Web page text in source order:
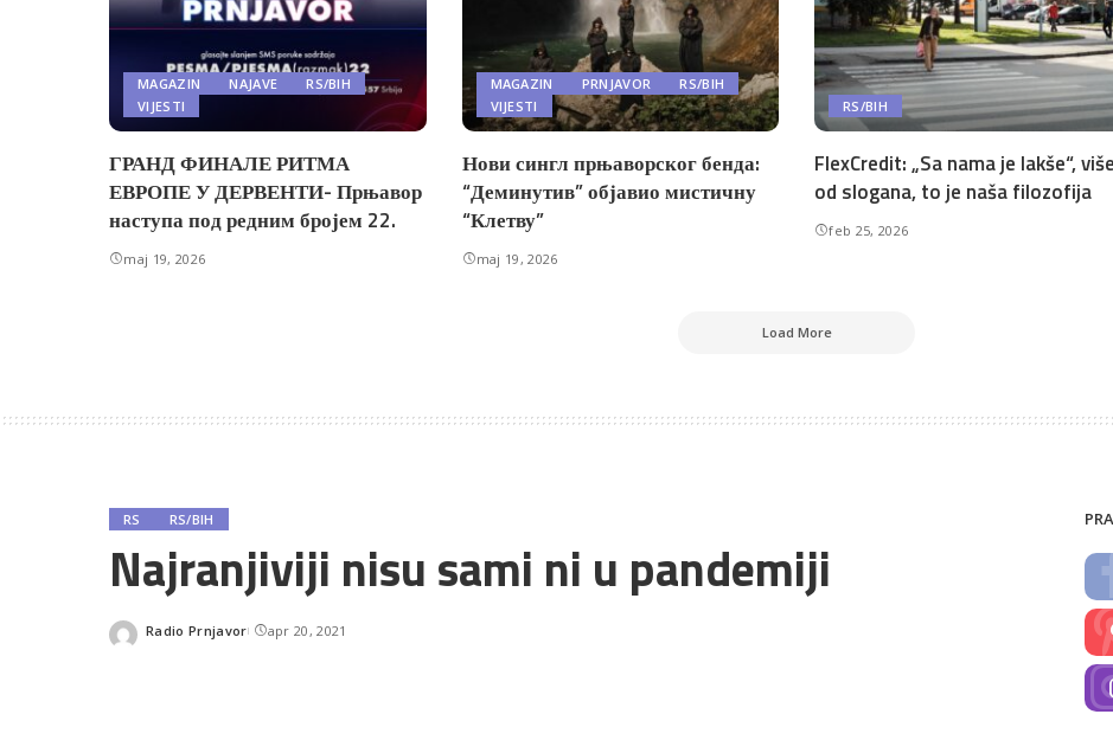
MAGAZIN NAJAVE
RS/BIH
VIJESTI
ГРАНД ФИНАЛЕ РИТМА
ЕВРОПЕ У ДЕРВЕНТИ- Прњавор
наступа под редним бројем 22.
maj 19, 2026
MAGAZIN PRNJAVOR
RS/BIH
VIJESTI
Нови сингл прњаворског бенда:
“Деминутив” објавио мистичну
“Клетву”
maj 19, 2026
RS/BIH
FlexCredit: „Sa nama je lakše“, više
od slogana, to je naša filozofija
feb 25, 2026
Load More
RS RS/BIH
Najranjiviji nisu sami ni u pandemiji
Posted
Radio Prnjavor apr 20, 2021